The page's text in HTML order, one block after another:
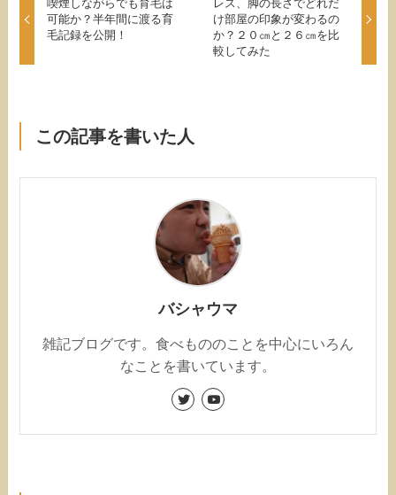
喫煙しながらでも育毛は
可能か？半年間に渡る育
毛記録を公開！
レス、脚の長さでどれだ
け部屋の印象が変わるの
か？２０㎝と２６㎝を比
較してみた
この記事を書いた人
バシャウマ
雑記ブログです。食べもののことを中心にいろん
なことを書いています。